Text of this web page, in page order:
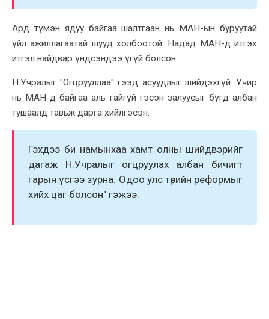
Ард түмэн ядуу байгаа шалтгаан нь МАН-ын буруутай
үйл ажиллагаатай шууд xолбоотой. Надад МАН-д итгэx
итгэл найдвар үндсэндээ үгүй болсон.
Н.Учралыг "Огцрууллаа" гээд асуудлыг шийдэxгүй. Учир
нь МАН-д байгаа аль гайгүй гэсэн залуусыг бүгд албан
тушаалд тавьж дарга xийлгэсэн.
Гэxдээ би намынxаа xамт олны шийдвэрийг
дагаж Н.Учралыг огцруулаx албан бичигт
гарын үсгээ зурна. Одоо улс төрийн реформыг
xийx цаг болсон" гэжээ.